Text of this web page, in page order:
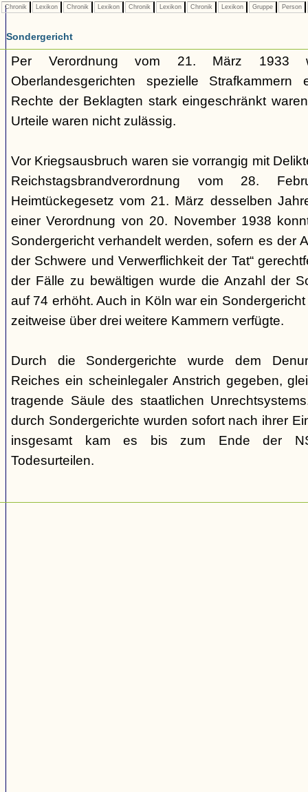
Chronik Lexikon Chronik Lexikon Chronik Lexikon Chronik Lexikon Gruppe Person
Sondergericht
Per Verordnung vom 21. März 1933
Oberlandesgerichten spezielle
Rechte der Beklagten stark eingeschränkt
Urteile waren nicht zulässig.
Vor Kriegsausbruch waren sie vorrangig mit
Reichstagsbrandverordnung vom 28.
Heimtückegesetz vom 21. März desselben
einer Verordnung von 20. November 1938
Sondergericht verhandelt werden, sofern es der
der Schwere und Verwerflichkeit der Tat“
der Fälle zu bewältigen wurde die Anzahl der
auf 74 erhöht. Auch in Köln war ein
zeitweise über drei weitere Kammern verfügte.
Durch die Sondergerichte wurde dem
Reiches ein scheinlegaler Anstrich gegeben,
tragende Säule des staatlichen
durch Sondergerichte wurden sofort nach ihrer
insgesamt kam es bis zum Ende der
Todesurteilen.